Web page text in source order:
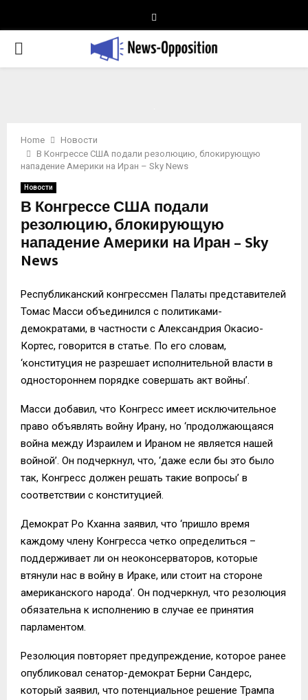
PRIMARY
Home
Новости
В Конгрессе США подали резолюцию, блокирующую
нападение Америки на Иран – Sky News
Новости
В Конгрессе США подали
резолюцию, блокирующую
нападение Америки на Иран – Sky
News
Республиканский конгрессмен Палаты представителей
Томас Масси объединился с политиками-
демократами, в частности с Александрия Окасио-
Кортес, говорится в статье. По его словам,
‘конституция не разрешает исполнительной власти в
одностороннем порядке совершать акт войны’.
Масси добавил, что Конгресс имеет исключительное
право объявлять войну Ирану, но ‘продолжающаяся
война между Израилем и Ираном не является нашей
войной’. Он подчеркнул, что, ‘даже если бы это было
так, Конгресс должен решать такие вопросы’ в
соответствии с конституцией.
Демократ Ро Кханна заявил, что ‘пришло время
каждому члену Конгресса четко определиться –
поддерживает ли он неоконсерваторов, которые
втянули нас в войну в Ираке, или стоит на стороне
американского народа’. Он подчеркнул, что резолюция
обязательна к исполнению в случае ее принятия
парламентом.
Резолюция повторяет предупреждение, которое ранее
опубликовал сенатор-демократ Берни Сандерс,
который заявил, что потенциальное решение Трампа